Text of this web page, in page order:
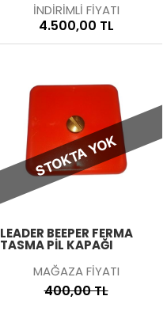
İNDİRİMLİ FİYATI
4.500,00 TL
STOKTA YOK
LEADER BEEPER FERMA
TASMA PIL KAPAĞI
MAĞAZA FİYATI
400,00 TL